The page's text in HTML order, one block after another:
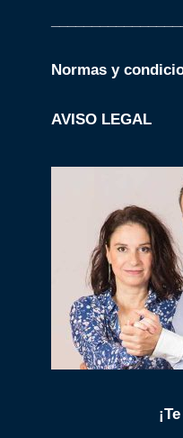
Normas y
AVISO LEGAL